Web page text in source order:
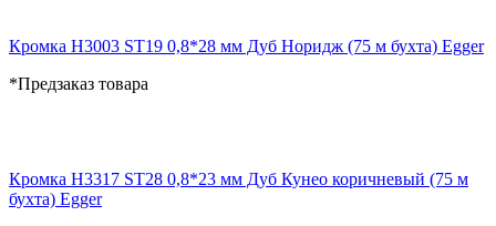
Кромка H3003 ST19 0,8*28 мм Дуб Норидж (75 м бухта) Egger
*Предзаказ товара
Кромка H3317 ST28 0,8*23 мм Дуб Кунео коричневый (75 м
бухта) Egger